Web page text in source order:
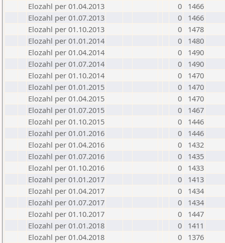
Elozahl per 01.04.2013
0
1466
Elozahl per 01.07.2013
0
1466
Elozahl per 01.10.2013
0
1478
Elozahl per 01.01.2014
0
1480
Elozahl per 01.04.2014
0
1490
Elozahl per 01.07.2014
0
1490
Elozahl per 01.10.2014
0
1470
Elozahl per 01.01.2015
0
1470
Elozahl per 01.04.2015
0
1470
Elozahl per 01.07.2015
0
1467
Elozahl per 01.10.2015
0
1446
Elozahl per 01.01.2016
0
1446
Elozahl per 01.04.2016
0
1432
Elozahl per 01.07.2016
0
1435
Elozahl per 01.10.2016
0
1433
Elozahl per 01.01.2017
0
1413
Elozahl per 01.04.2017
0
1434
Elozahl per 01.07.2017
0
1434
Elozahl per 01.10.2017
0
1447
Elozahl per 01.01.2018
0
1411
Elozahl per 01.04.2018
0
1376